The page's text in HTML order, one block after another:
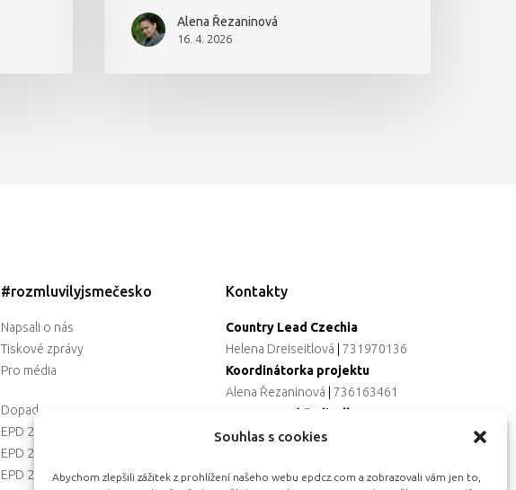
Souhlas s cookies
Abychom zlepšili zážitek z prohlížení našeho webu epdcz.com a zobrazovali vám jen to,
Alena Řezaninová
16. 4. 2026
#rozmluvilyjsmečesko
Napsali o nás
Tiskové zprávy
Pro média
Dopad
EPD 2025
EPD 2024
EPD 2023
Kontakty
Country Lead Czechia
Helena Dreiseitlová |731970136
Koordinátorka projektu
Alena Řezaninová |736163461
Programová ředitelka
Jana Černoušková
Eva Primus Kovandová|602646688